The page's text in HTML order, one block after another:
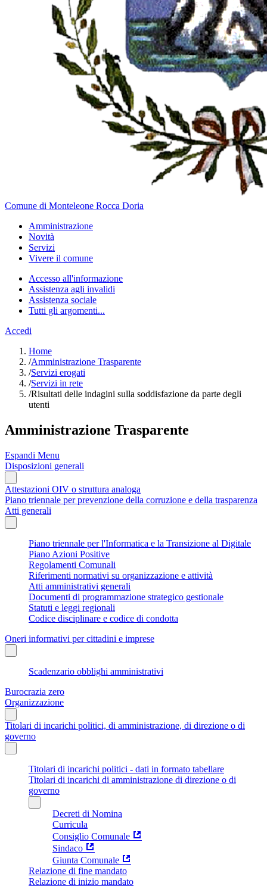
Comune di Monteleone Rocca Doria
Amministrazione
Novità
Servizi
Vivere il comune
Accesso all'informazione
Assistenza agli invalidi
Assistenza sociale
Tutti gli argomenti...
Accedi
Home
/Amministrazione Trasparente
/Servizi erogati
/Servizi in rete
/Risultati delle indagini sulla soddisfazione da parte degli
utenti
Amministrazione Trasparente
Espandi Menu
Disposizioni generali
Attestazioni OIV o struttura analoga
Piano triennale per prevenzione della corruzione e della trasparenza
Atti generali
Piano triennale per l'Informatica e la Transizione al Digitale
Piano Azioni Positive
Regolamenti Comunali
Riferimenti normativi su organizzazione e attività
Atti amministrativi generali
Documenti di programmazione strategico gestionale
Statuti e leggi regionali
Codice disciplinare e codice di condotta
Oneri informativi per cittadini e imprese
Scadenzario obblighi amministrativi
Burocrazia zero
Organizzazione
Titolari di incarichi politici, di amministrazione, di direzione o di
governo
Titolari di incarichi politici - dati in formato tabellare
Titolari di incarichi di amministrazione di direzione o di
governo
Decreti di Nomina
Curricula
Consiglio Comunale
Sindaco
Giunta Comunale
Relazione di fine mandato
Relazione di inizio mandato